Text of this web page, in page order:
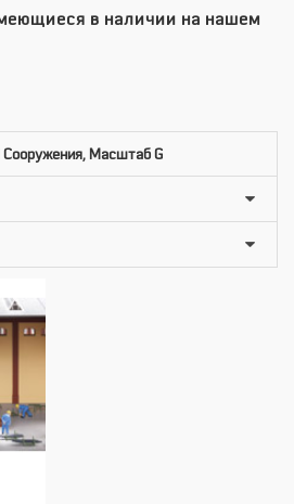
в наличии на нашем
Масштаб G